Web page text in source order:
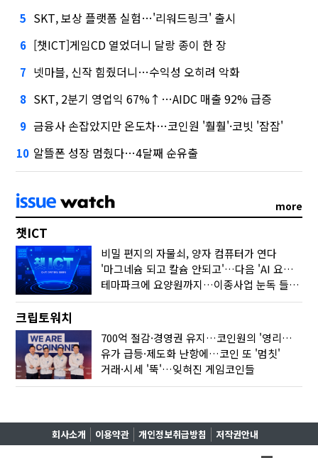
5 SKT, 보상 플랫폼 실험…'리워드링크' 출시
6 [챗ICT]게임CD 열었더니 달랑 종이 한 장
7 넷마블, 신작 힘줬더니…수익성 오히려 악화
8 SKT, 2분기 영업익 67%↑…AIDC 매출 92% 급증
9 금융사 손잡았지만 온도차…코인원 '훨훨'·코빗 '잠잠'
10 알뜰폰 성장 멈췄다…4달째 순유출
more
챗ICT
비밀 편지의 자물쇠, 양자 컴퓨터가 연다
'마그네슘 되고 칼슘 안되고'…다음 'AI 요약' 갈 길은
테마파크에 요양원까지…이종사업 눈독 들이는 게임사
크립토워치
700억 절감·경영권 유지…코인원의 '영리한 딜'
유가 급등·제도화 난항에…코인 또 '멈칫'
거래·시세 '뚝'…잊혀진 게임코인들
회사소개 이용약관 개인정보취급방침 저작권안내